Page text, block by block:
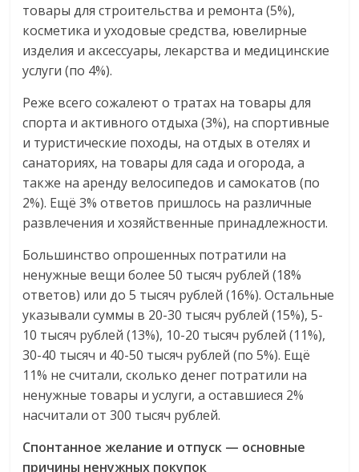
товары для строительства и ремонта (5%),
косметика и уходовые средства, ювелирные
изделия и аксессуары, лекарства и медицинские
услуги (по 4%).
Реже всего сожалеют о тратах на товары для
спорта и активного отдыха (3%), на спортивные
и туристические походы, на отдых в отелях и
санаториях, на товары для сада и огорода, а
также на аренду велосипедов и самокатов (по
2%). Ещё 3% ответов пришлось на различные
развлечения и хозяйственные принадлежности.
Большинство опрошенных потратили на
ненужные вещи более 50 тысяч рублей (18%
ответов) или до 5 тысяч рублей (16%). Остальные
указывали суммы в 20-30 тысяч рублей (15%), 5-
10 тысяч рублей (13%), 10-20 тысяч рублей (11%),
30-40 тысяч и 40-50 тысяч рублей (по 5%). Ещё
11% не считали, сколько денег потратили на
ненужные товары и услуги, а оставшиеся 2%
насчитали от 300 тысяч рублей.
Спонтанное желание и отпуск — основные
причины ненужных покупок